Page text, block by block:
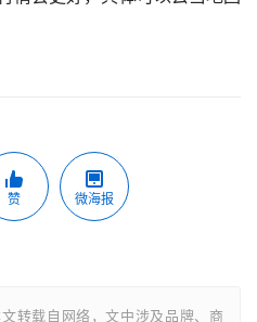
赞 微海报
转载自网络，文中涉及品牌、商